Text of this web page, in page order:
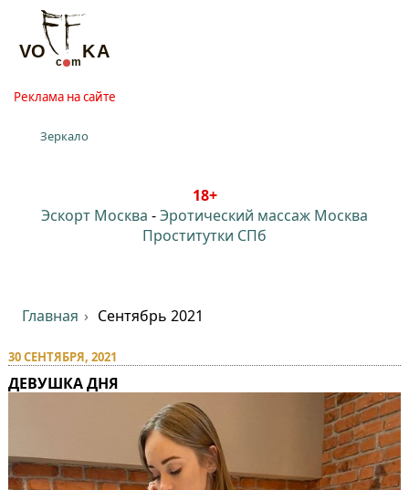
Реклама на сайте
Зеркало
18+
Эскорт Москва -Эротический массаж Москва
Проститутки СПб
Главная Сентябрь 2021
30 СЕНТЯБРЯ, 2021
ДЕВУШКА ДНЯ